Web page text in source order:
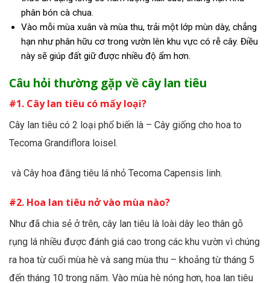
phân bón cà chua.
Vào mỗi mùa xuân và mùa thu, trải một lớp mùn dày, chẳng
hạn như phân hữu cơ trong vườn lên khu vực có rễ cây. Điều
này sẽ giúp đất giữ được nhiều độ ẩm hơn.
Câu hỏi thường gặp về cây lan tiêu
#1. Cây lan tiêu có mấy loại?
Cây lan tiêu có 2 loại phổ biến là – Cây giống cho hoa to
Tecoma Grandiflora loisel.
và Cây hoa đăng tiêu lá nhỏ Tecoma Capensis linh.
#2. Hoa lan tiêu nở vào mùa nào?
Như đã chia sẻ ở trên, cây lan tiêu là loài dây leo thân gỗ
rụng lá nhiều được đánh giá cao trong các khu vườn vì chúng
ra hoa từ cuối mùa hè và sang mùa thu – khoảng từ tháng 5
đến tháng 10 trong năm. Vào mùa hè nóng hơn, hoa lan tiêu